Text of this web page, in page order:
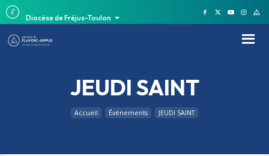
Diocèse de Fréjus-Toulon
JEUDI SAINT
Accueil Événements JEUDI SAINT